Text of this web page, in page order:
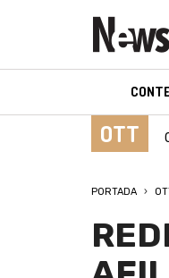
OTT
PORTADA